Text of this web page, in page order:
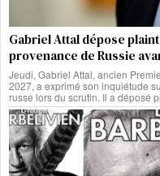
Gabriel Attal dépose
provenance de Russie
Jeudi, Gabriel Attal, ancien
2027, a exprimé son inquiétude
russe lors du scrutin. Il a déposé